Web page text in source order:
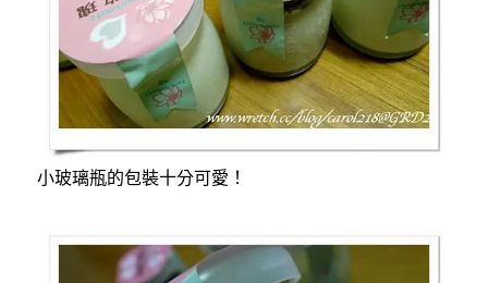
小玻璃瓶的包裝十分可愛！